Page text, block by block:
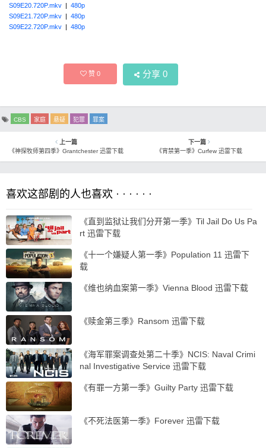
S09E20.720P.mkv | 480p
S09E21.720P.mkv | 480p
S09E22.720P.mkv | 480p
赞0 分享 0
CBS 家庭 悬疑 犯罪 罪案
上一篇
《神探牧师第四季》Grantchester 迅雷下载
下一篇
《宵禁第一季》Curfew 迅雷下载
喜欢这部剧的人也喜欢 · · · · · ·
《直到监狱让我们分开第一季》Til Jail Do Us Pa
rt 迅雷下载
《十一个嫌疑人第一季》Population 11 迅雷下
载
《维也纳血案第一季》Vienna Blood 迅雷下载
《赎金第三季》Ransom 迅雷下载
《海军罪案调查处第二十季》NCIS: Naval Crimi
nal Investigative Service 迅雷下载
《有罪一方第一季》Guilty Party 迅雷下载
《不死法医第一季》Forever 迅雷下载